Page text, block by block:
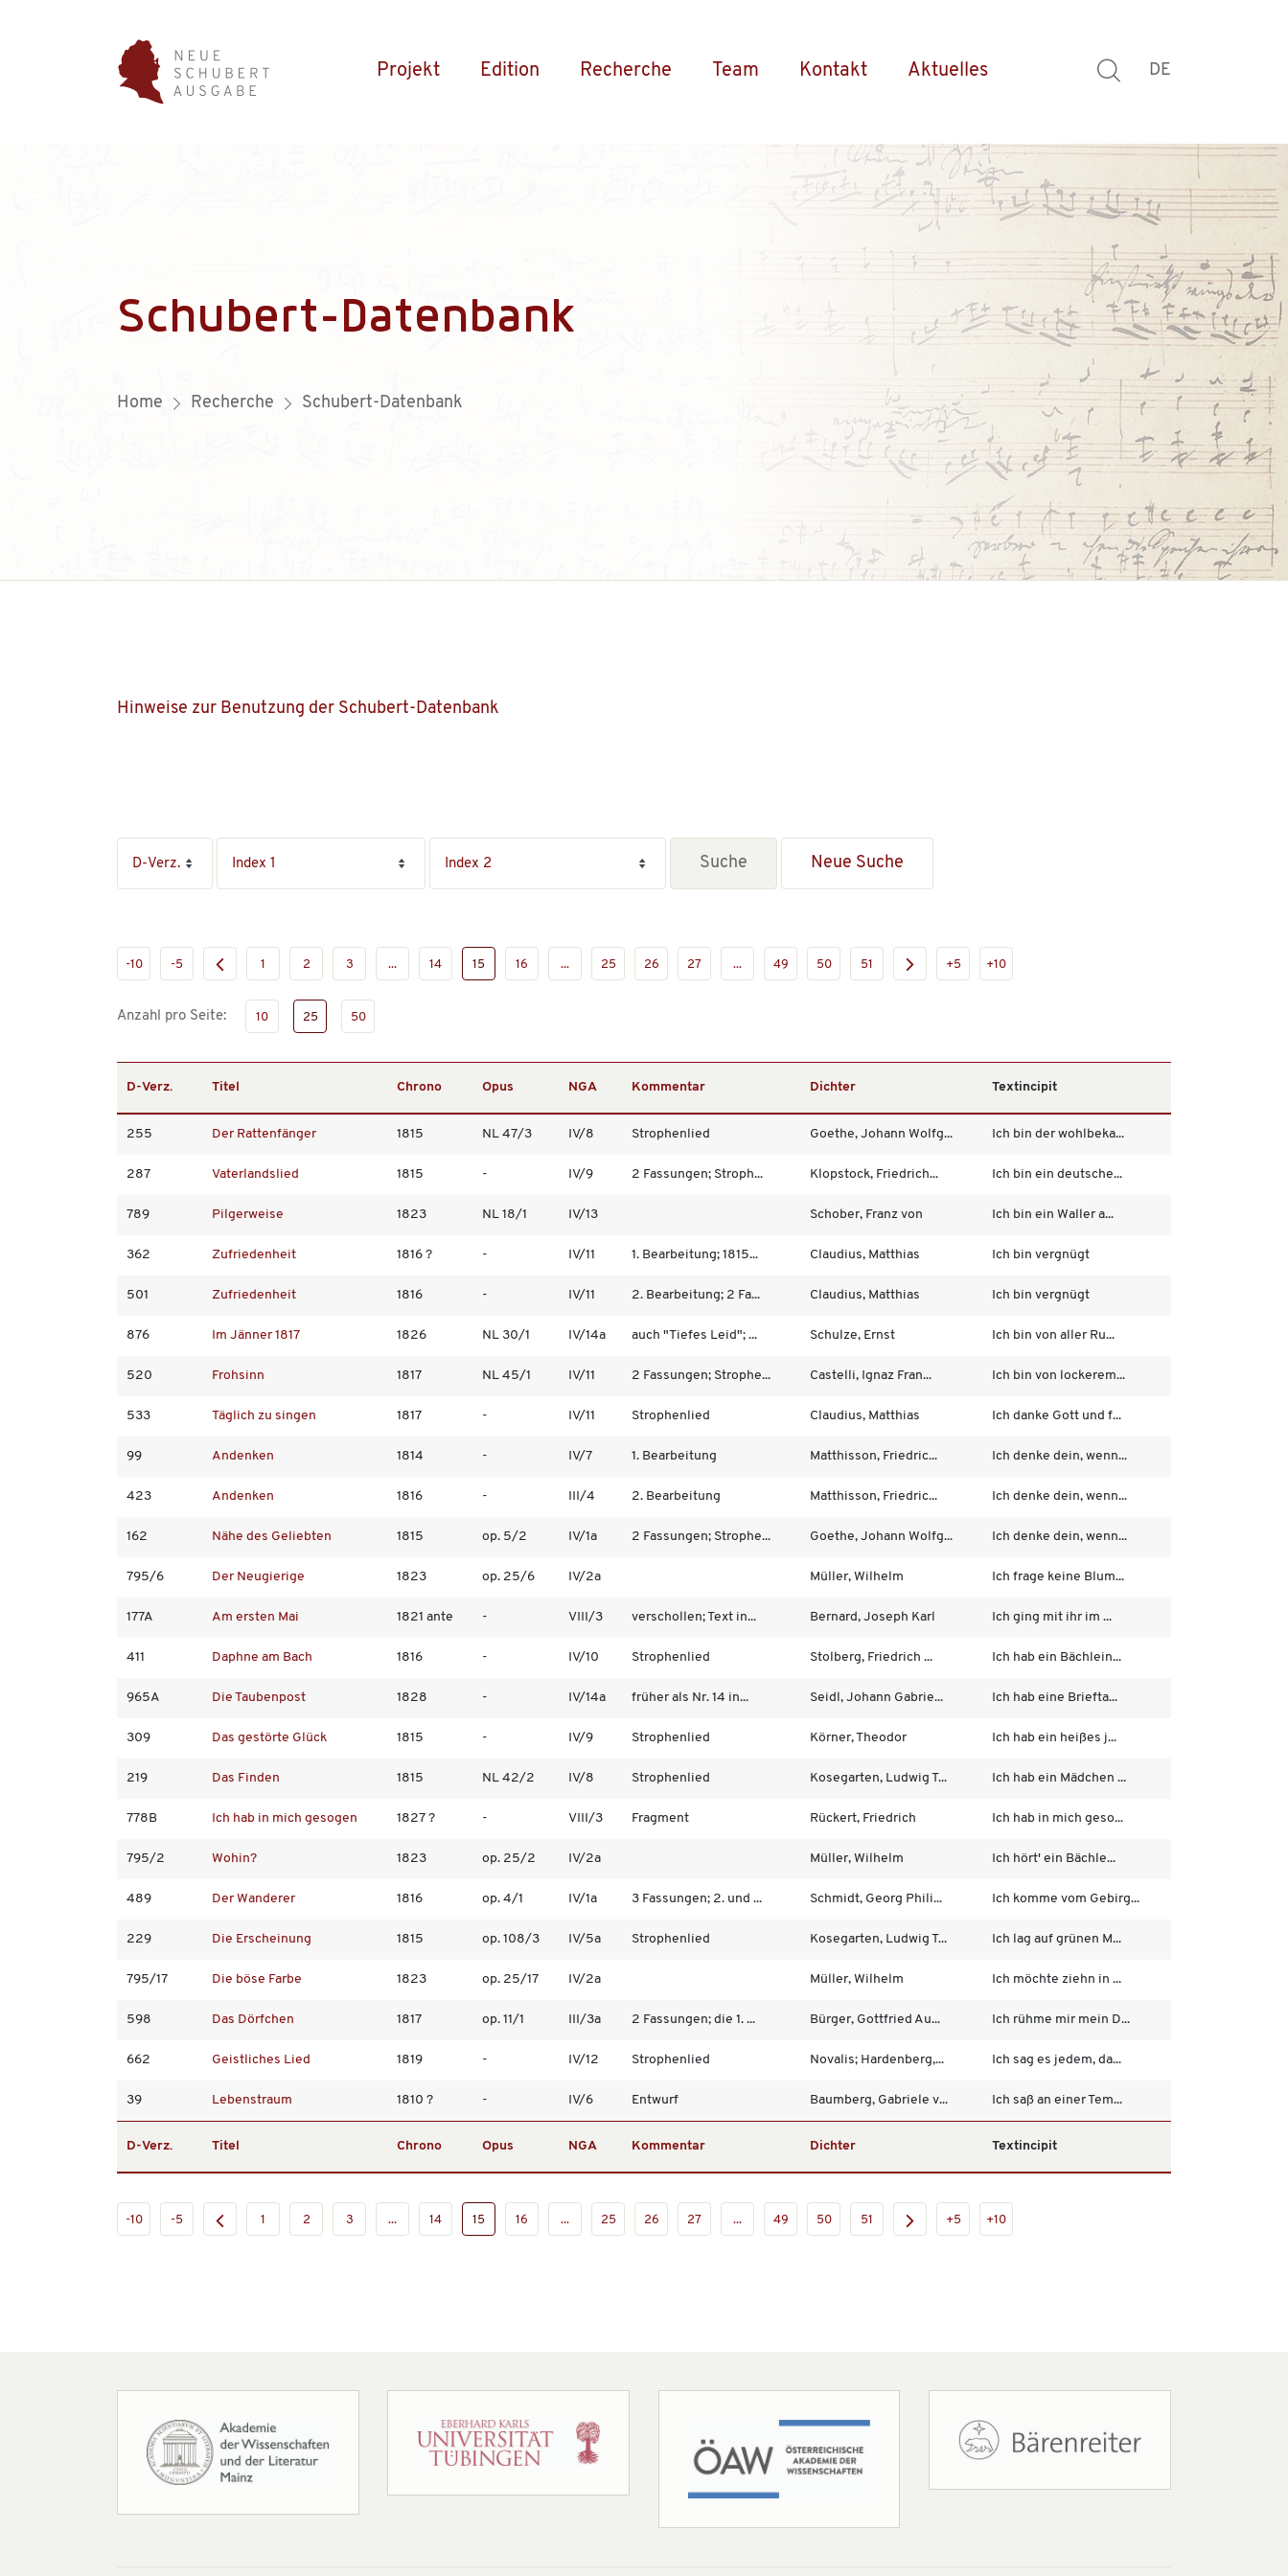
Projekt Edition Recherche Team Kontakt Aktuelles DE
Schubert-Datenbank
Home Recherche Schubert-Datenbank
Hinweise zur Benutzung der Schubert-Datenbank
Neue Suche
-10 -5 1 2 3 ... 14 15 16 ... 25 26 27 ... 49 50 51 +5 +10
Anzahl pro Seite: 10 25 50
D-Verz. Titel Chrono Opus NGA Kommentar Dichter Textincipit
255 Der Rattenfänger 1815 NL 47/3 IV/8 Strophenlied Goethe, Johann Wolfg... Ich bin der wohlbeka...
287 Vaterlandslied 1815 - IV/9 2 Fassungen; Stroph... Klopstock, Friedrich... Ich bin ein deutsche...
789 Pilgerweise 1823 NL 18/1 IV/13 Schober, Franz von Ich bin ein Waller a...
362 Zufriedenheit 1816 ? - IV/11 1. Bearbeitung; 1815... Claudius, Matthias Ich bin vergnügt
501 Zufriedenheit 1816 - IV/11 2. Bearbeitung; 2 Fa... Claudius, Matthias Ich bin vergnügt
876 Im Jänner 1817 1826 NL 30/1 IV/14a auch "Tiefes Leid"; ... Schulze, Ernst Ich bin von aller Ru...
520 Frohsinn 1817 NL 45/1 IV/11 2 Fassungen; Strophe... Castelli, Ignaz Fran... Ich bin von lockerem...
533 Täglich zu singen 1817 - IV/11 Strophenlied Claudius, Matthias Ich danke Gott und f...
99 Andenken 1814 - IV/7 1. Bearbeitung Matthisson, Friedric... Ich denke dein, wenn...
423 Andenken 1816 - III/4 2. Bearbeitung Matthisson, Friedric... Ich denke dein, wenn...
162 Nähe des Geliebten 1815 op. 5/2 IV/1a 2 Fassungen; Strophe... Goethe, Johann Wolfg... Ich denke dein, wenn...
795/6 Der Neugierige 1823 op. 25/6 IV/2a Müller, Wilhelm Ich frage keine Blum...
177A Am ersten Mai 1821 ante - VIII/3 verschollen; Text in... Bernard, Joseph Karl Ich ging mit ihr im ...
411 Daphne am Bach 1816 - IV/10 Strophenlied Stolberg, Friedrich ... Ich hab ein Bächlein...
965A Die Taubenpost 1828 - IV/14a früher als Nr. 14 in... Seidl, Johann Gabrie... Ich hab eine Briefta...
309 Das gestörte Glück 1815 - IV/9 Strophenlied Körner, Theodor Ich hab ein heißes j...
219 Das Finden 1815 NL 42/2 IV/8 Strophenlied Kosegarten, Ludwig T... Ich hab ein Mädchen ...
778B Ich hab in mich gesogen 1827 ? - VIII/3 Fragment Rückert, Friedrich Ich hab in mich geso...
795/2 Wohin? 1823 op. 25/2 IV/2a Müller, Wilhelm Ich hört' ein Bächle...
489 Der Wanderer 1816 op. 4/1 IV/1a 3 Fassungen; 2. und ... Schmidt, Georg Phili... Ich komme vom Gebirg...
229 Die Erscheinung 1815 op. 108/3 IV/5a Strophenlied Kosegarten, Ludwig T... Ich lag auf grünen M...
795/17 Die böse Farbe 1823 op. 25/17 IV/2a Müller, Wilhelm Ich möchte ziehn in ...
598 Das Dörfchen 1817 op. 11/1 III/3a 2 Fassungen; die 1. ... Bürger, Gottfried Au... Ich rühme mir mein D...
662 Geistliches Lied 1819 - IV/12 Strophenlied Novalis; Hardenberg,... Ich sag es jedem, da...
39 Lebenstraum 1810 ? - IV/6 Entwurf Baumberg, Gabriele v... Ich saß an einer Tem...
D-Verz. Titel Chrono Opus NGA Kommentar Dichter Textincipit
-10 -5 1 2 3 ... 14 15 16 ... 25 26 27 ... 49 50 51 +5 +10